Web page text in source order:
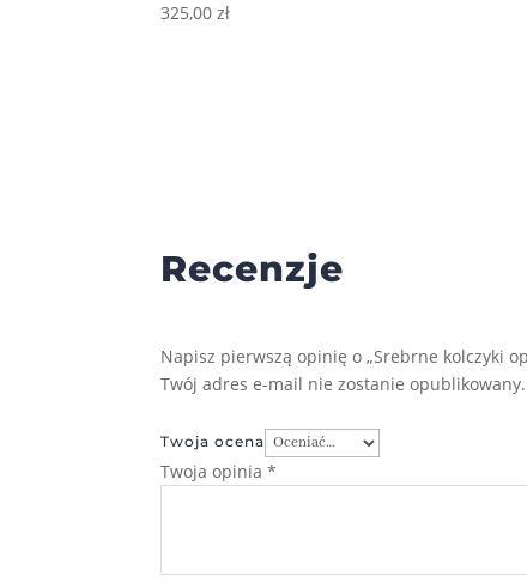
325,00zł
Recenzje
Napisz pierwszą opinię o „Srebrne kolczyki
Twój adres e-mail nie zostanie opublikowany.
Twoja ocena
Twoja opinia*